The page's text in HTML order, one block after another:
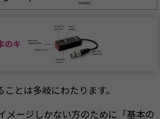
のキ
とは多岐にわたります。
メージしかない方のために「基本の